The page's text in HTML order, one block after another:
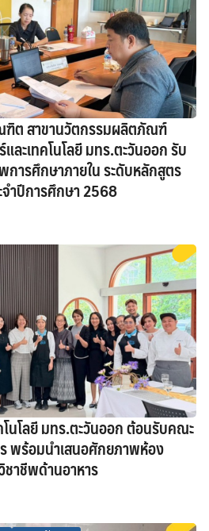
ต สาขานวัตกรรมผลิตภัณฑ์
ะเทคโนโลยี มทร.ตะวันออก รับ
ารศึกษาภายใน ระดับหลักสูตร
ำปีการศึกษา 2568
นโลยี มทร.ตะวันออก ต้อนรับคณะ
พร้อมนำเสนอศักยภาพห้อง
าชีพด้านอาหาร